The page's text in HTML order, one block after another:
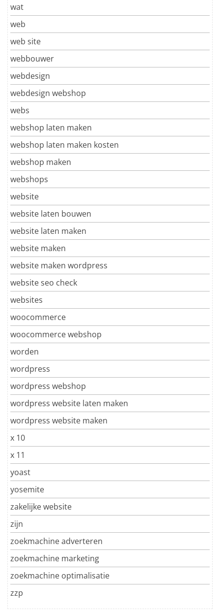
wat
web
web site
webbouwer
webdesign
webdesign webshop
webs
webshop laten maken
webshop laten maken kosten
webshop maken
webshops
website
website laten bouwen
website laten maken
website maken
website maken wordpress
website seo check
websites
woocommerce
woocommerce webshop
worden
wordpress
wordpress webshop
wordpress website laten maken
wordpress website maken
x 10
x 11
yoast
yosemite
zakelijke website
zijn
zoekmachine adverteren
zoekmachine marketing
zoekmachine optimalisatie
zzp